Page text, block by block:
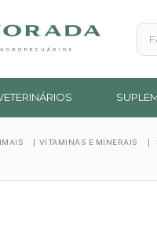
VITAMINAS E MINERAIS